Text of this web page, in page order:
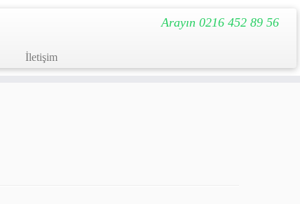
Arayın 0216 452 89 56
İletişim